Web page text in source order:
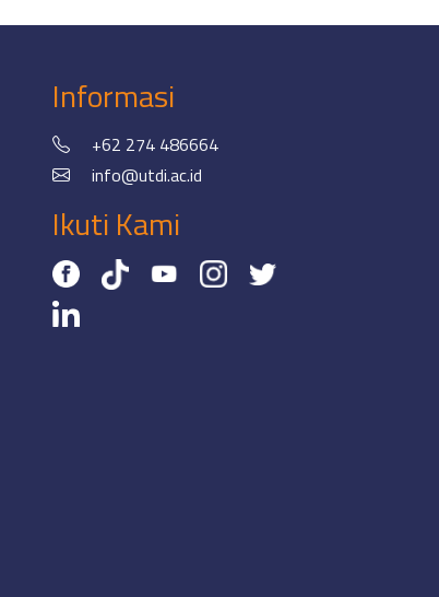
Informasi
+62 274 486664
info@utdi.ac.id
Ikuti Kami